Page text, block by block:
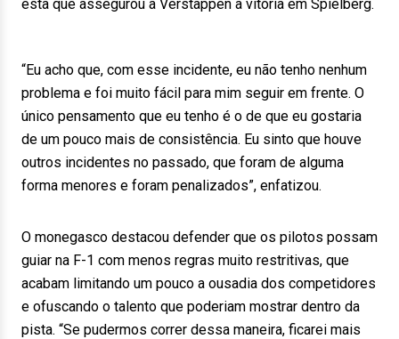
esta que assegurou a Verstappen a vitória em Spielberg.
“Eu acho que, com esse incidente, eu não tenho nenhum
problema e foi muito fácil para mim seguir em frente. O
único pensamento que eu tenho é o de que eu gostaria
de um pouco mais de consistência. Eu sinto que houve
outros incidentes no passado, que foram de alguma
forma menores e foram penalizados”, enfatizou.
O monegasco destacou defender que os pilotos possam
guiar na F-1 com menos regras muito restritivas, que
acabam limitando um pouco a ousadia dos competidores
e ofuscando o talento que poderiam mostrar dentro da
pista. “Se pudermos correr dessa maneira, ficarei mais